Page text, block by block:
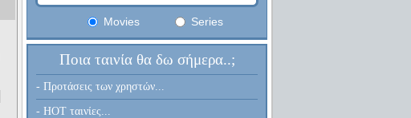
Movies Series
Ποια ταινία θα δω σήμερα..;
- Προτάσεις των χρηστών...
- HOT ταινίες...